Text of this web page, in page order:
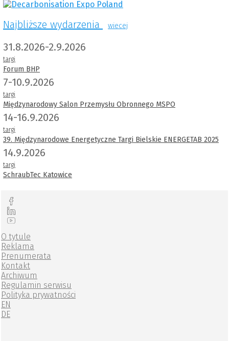
Najbliższe wydarzenia wiecej
31.8.2026-2.9.2026
targi
Forum BHP
7-10.9.2026
targi
Międzynarodowy Salon Przemysłu Obronnego MSPO
14-16.9.2026
targi
39. Międzynarodowe Energetyczne Targi Bielskie ENERGETAB 2025
14.9.2026
targi
SchraubTec Katowice
O tytule
Reklama
Prenumerata
Kontakt
Archiwum
Regulamin serwisu
Polityka prywatności
EN
DE